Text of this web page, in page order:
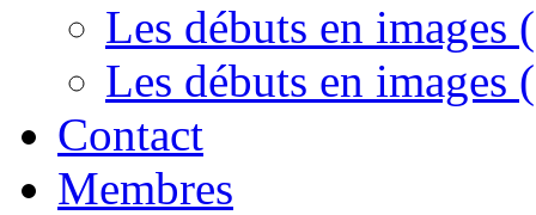
Les débuts en images
Les débuts en images
Contact
Membres